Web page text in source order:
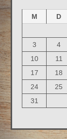
M D
3
4
10
11
17
18
24
25
31